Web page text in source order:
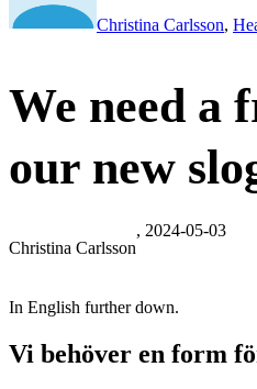
Christina Carlsson,
We need a
our new
Christina Carlsson
, 2024-05-03
In English further down.
Vi behöver en form